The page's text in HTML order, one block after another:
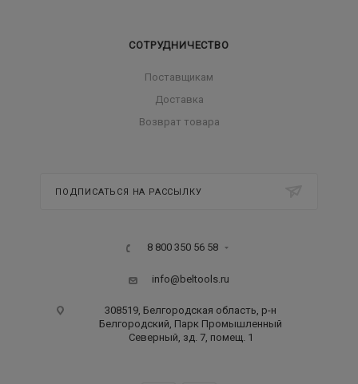
СОТРУДНИЧЕСТВО
Поставщикам
Доставка
Возврат товара
ПОДПИСАТЬСЯ НА РАССЫЛКУ
8 800 350 56 58
info@beltools.ru
308519, Белгородская область, р-н
Белгородский, Парк Промышленный
Северный, зд. 7, помещ. 1